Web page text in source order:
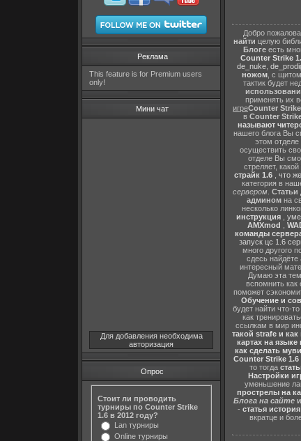
Реклама
This feature is for Premium users
only!
Мини чат
Для добавления необходима
авторизация
Опрос
Стоит ли проводить
турниры по Counter Strike
1.6 в 2012 году?
Lan турниры
Online турниры
Добро
найти целую
Блоге есть
Counter Strike
de_nuke,
ножом , с щитом,
тактик будет
применять их
игреCounter
в Counter
называют
нашего блога Вы
этом
осуществить
отделе Вы
стреляет,
страйк 1.6
что
категория в
сервером Статьи
админомна
несколько
инструкция
AMXmod
команды
запуск цс 1.6
много другого
сдесь
интересный
Думаю эта
вспомнить как
поможет
Обучение и
будет найти что-
как
ссылкам в мир
такой strafe и
картах на языке
как сделать
Counter Strike 1.6
то тогда
Настройки
уменьшение
прострелы на
Блога на сайте
- статья
вкратце и